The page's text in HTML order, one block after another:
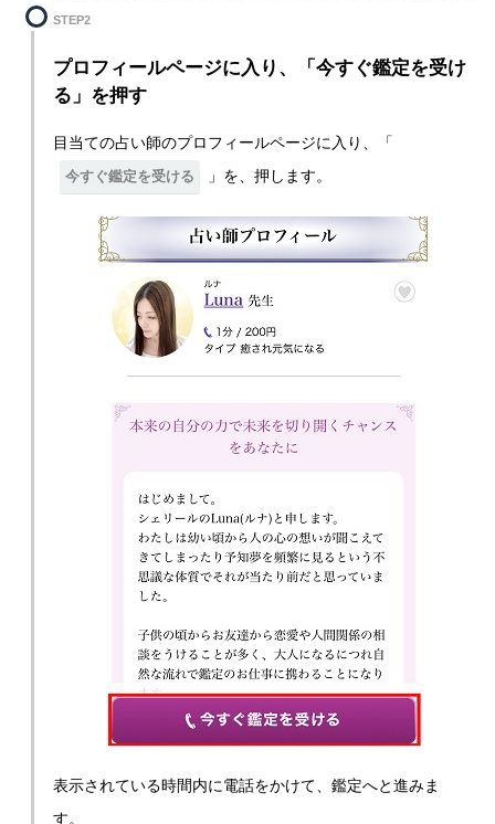
STEP2
プロフィールページに入り、「今すぐ鑑定を受け
る」を押す
目当ての占い師のプロフィールページに入り、「
今すぐ鑑定を受ける 」を、押します。
表示されている時間内に電話をかけて、鑑定へと進みま
す。